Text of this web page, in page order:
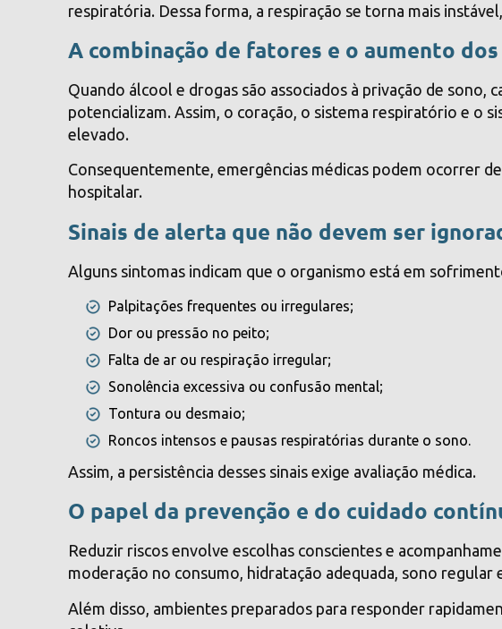
respiratória. Dessa forma, a respiração se torna mais
A combinação de fatores e o aumento
Quando álcool e drogas são associados à privação de sono,
potencializam. Assim, o coração, o sistema respiratório e o
elevado.
Consequentemente, emergências médicas podem ocorrer
hospitalar.
Sinais de alerta que não devem ser
Alguns sintomas indicam que o organismo está em
Palpitações frequentes ou irregulares;
Dor ou pressão no peito;
Falta de ar ou respiração irregular;
Sonolência excessiva ou confusão mental;
Tontura ou desmaio;
Roncos intensos e pausas respiratórias durante o sono.
Assim, a persistência desses sinais exige avaliação médica.
O papel da prevenção e do cuidado
Reduzir riscos envolve escolhas conscientes e
moderação no consumo, hidratação adequada, sono
Além disso, ambientes preparados para responder